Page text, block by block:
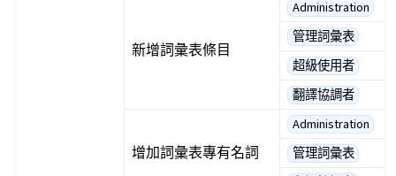
新增詞彙表條目
Administration
管理詞彙表
超級使用者
翻譯協調者
增加詞彙表專有名詞
Administration
管理詞彙表